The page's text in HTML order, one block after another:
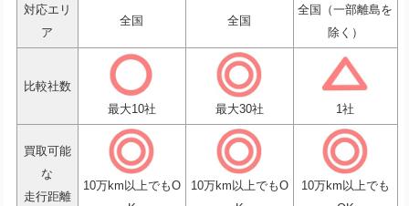
対応エリ
ア
全国 全国
全国（一部離島を
除く）
比較社数
最大10社
最大30社 1社
買取可能
な
走行距離
10万km以上でもO
10万km以上でもO
10万km以上でも